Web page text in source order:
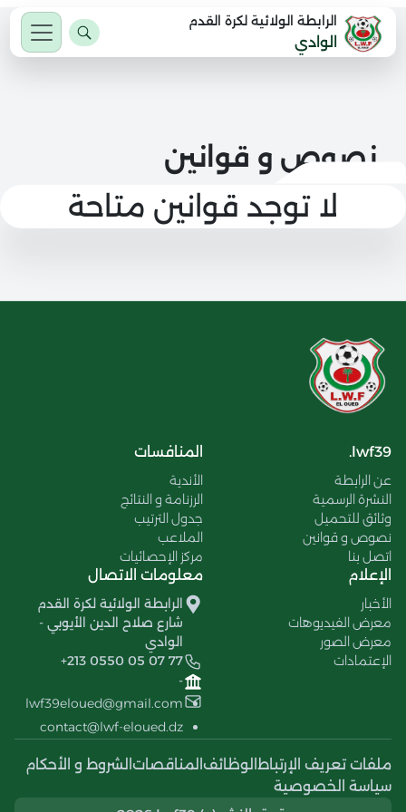
الرابطة الولائية لكرة القدم
الوادي
نصوص و قوانين
لا توجد قوانين متاحة
lwf39.
عن الرابطة
النشرة الرسمية
وثائق للتحميل
نصوص و قوانين
اتصل بنا
المنافسات
الأندية
الرزنامة و النتائج
جدول الترتيب
الملاعب
مركز الإحصائيات
الإعلام
الأخبار
معرض الفيديوهات
معرض الصور
الإعتمادات
معلومات الاتصال
الرابطة الولائية لكرة القدم
شارع صلاح الدين الأيوبي -
الوادي
+213 0550 05 07 77
-
lwf39eloued@gmail.com
contact@lwf-eloued.dz
ملفات تعريف الإرتباط الوظائف المناقصات الشروط و الأحكام
سياسة الخصوصية